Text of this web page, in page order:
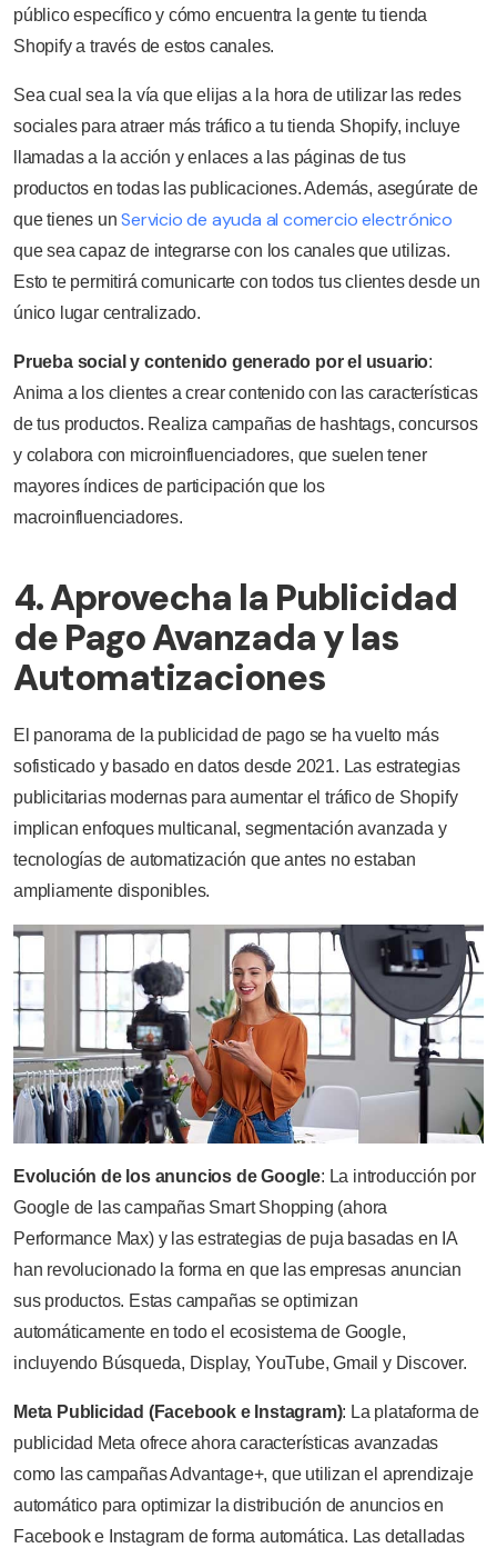
público específico y cómo encuentra la gente tu tienda
Shopify a través de estos canales.
Sea cual sea la vía que elijas a la hora de utilizar las redes
sociales para atraer más tráfico a tu tienda Shopify, incluye
llamadas a la acción y enlaces a las páginas de tus
productos en todas las publicaciones. Además, asegúrate de
que tienes unServicio de ayuda al comercio electrónico
que sea capaz de integrarse con los canales que utilizas.
Esto te permitirá comunicarte con todos tus clientes desde un
único lugar centralizado.
Prueba social y contenido generado por el usuario:
Anima a los clientes a crear contenido con las características
de tus productos. Realiza campañas de hashtags, concursos
y colabora con microinfluenciadores, que suelen tener
mayores índices de participación que los
macroinfluenciadores.
4. Aprovecha la Publicidad
de Pago Avanzada y las
Automatizaciones
El panorama de la publicidad de pago se ha vuelto más
sofisticado y basado en datos desde 2021. Las estrategias
publicitarias modernas para aumentar el tráfico de Shopify
implican enfoques multicanal, segmentación avanzada y
tecnologías de automatización que antes no estaban
ampliamente disponibles.
Evolución de los anuncios de Google: La introducción por
Google de las campañas Smart Shopping (ahora
Performance Max) y las estrategias de puja basadas en IA
han revolucionado la forma en que las empresas anuncian
sus productos. Estas campañas se optimizan
automáticamente en todo el ecosistema de Google,
incluyendo Búsqueda, Display, YouTube, Gmail y Discover.
Meta Publicidad (Facebook e Instagram): La plataforma de
publicidad Meta ofrece ahora características avanzadas
como las campañas Advantage+, que utilizan el aprendizaje
automático para optimizar la distribución de anuncios en
Facebook e Instagram de forma automática. Las detalladas